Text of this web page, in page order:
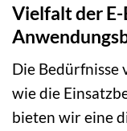
Vielfalt der E-
Die Bedürfnisse
wie die
bieten wir eine